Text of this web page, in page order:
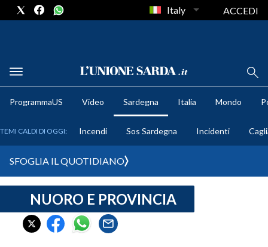
METEO
CRONACA SARDEGNA
CAGLIARI
Italy ACCEDI
ProgrammaUS Video Sardegna Italia Mondo
TEMI CALDI DI OGGI: Incendi Sos Sardegna Incidenti
SFOGLIA IL QUOTIDIANO
NUORO E PROVINCIA